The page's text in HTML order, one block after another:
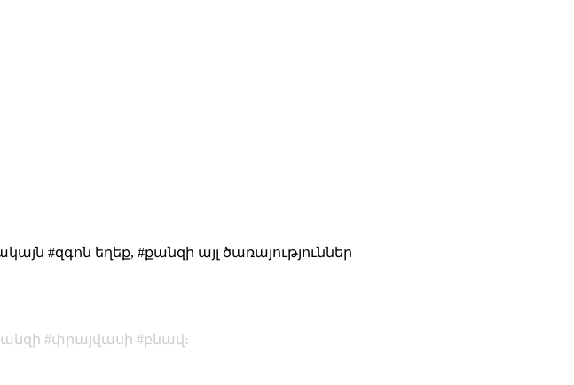
#զգոն եղեք, #քանզի այլ ծառայություններ
փրայվասի
բնավ։